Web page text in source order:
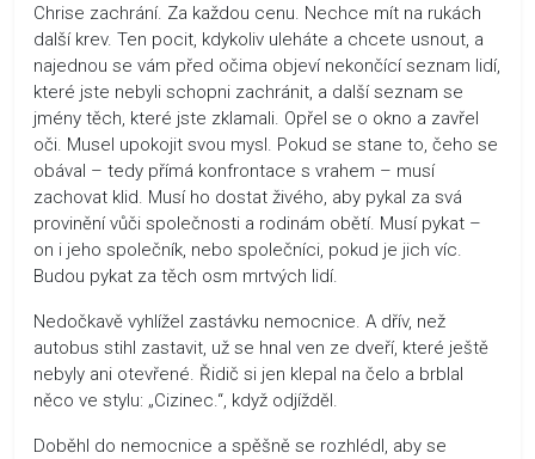
Chrise zachrání. Za každou cenu. Nechce mít na rukách
další krev. Ten pocit, kdykoliv uleháte a chcete usnout, a
najednou se vám před očima objeví nekončící seznam lidí,
které jste nebyli schopni zachránit, a další seznam se
jmény těch, které jste zklamali. Opřel se o okno a zavřel
oči. Musel upokojit svou mysl. Pokud se stane to, čeho se
obával – tedy přímá konfrontace s vrahem – musí
zachovat klid. Musí ho dostat živého, aby pykal za svá
provinění vůči společnosti a rodinám obětí. Musí pykat –
on i jeho společník, nebo společníci, pokud je jich víc.
Budou pykat za těch osm mrtvých lidí.
Nedočkavě vyhlížel zastávku nemocnice. A dřív, než
autobus stihl zastavit, už se hnal ven ze dveří, které ještě
nebyly ani otevřené. Řidič si jen klepal na čelo a brblal
něco ve stylu: „Cizinec.“, když odjížděl.
Doběhl do nemocnice a spěšně se rozhlédl, aby se